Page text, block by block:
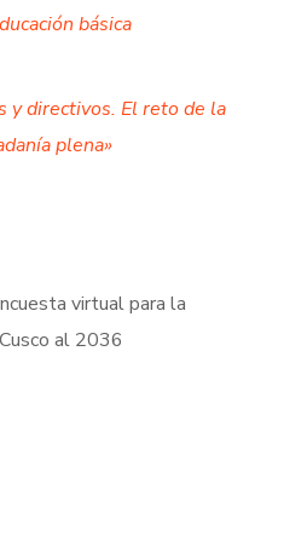
básica
y directivos. El reto de la
plena»
virtual para la
al 2036